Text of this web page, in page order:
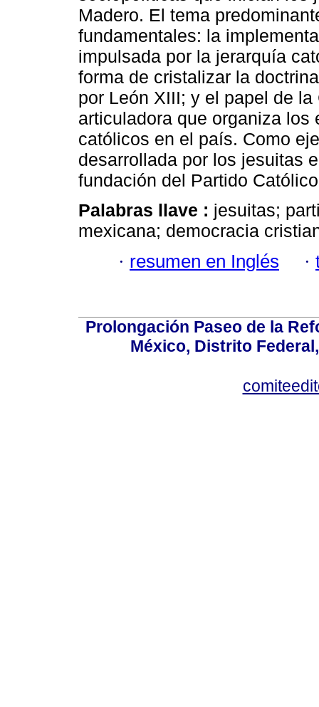
Madero. El tema
fundamentales: la
impulsada por la jerarquía
forma de cristalizar la
por León XIII; y el papel de
articuladora que organiza
católicos en el país. Como
desarrollada por los jesuitas
fundación del Partido
Palabras llave : jesuitas;
mexicana; democracia
· resumen en Inglés ·
Prolongación Paseo de la
México, Distrito